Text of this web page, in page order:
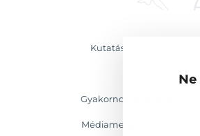
Kutatás & Elemzés
Gyakornoki program
Médiamegjelenések